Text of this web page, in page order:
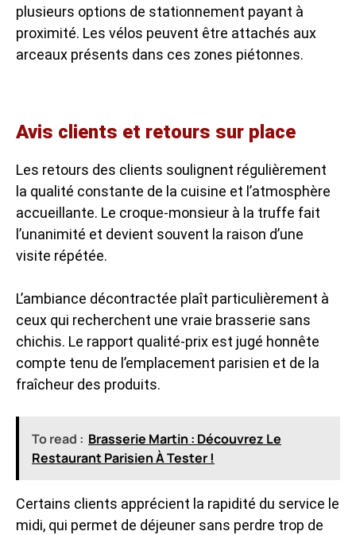
plusieurs options de stationnement payant à
proximité. Les vélos peuvent être attachés aux
arceaux présents dans ces zones piétonnes.
Avis clients et retours sur place
Les retours des clients soulignent régulièrement
la qualité constante de la cuisine et l’atmosphère
accueillante. Le croque-monsieur à la truffe fait
l’unanimité et devient souvent la raison d’une
visite répétée.
L’ambiance décontractée plaît particulièrement à
ceux qui recherchent une vraie brasserie sans
chichis. Le rapport qualité-prix est jugé honnête
compte tenu de l’emplacement parisien et de la
fraîcheur des produits.
To read : Brasserie Martin : Découvrez Le
Restaurant Parisien À Tester !
Certains clients apprécient la rapidité du service le
midi, qui permet de déjeuner sans perdre trop de